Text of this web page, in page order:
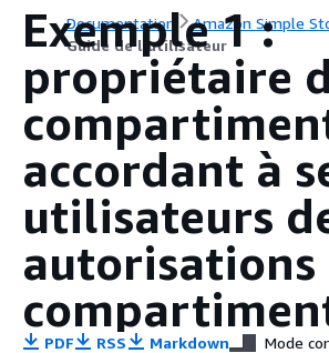
Documentation
Amazon Simple
Guide de l’utilisateur
Exemple 1 :
propriétaire
accordant à
utilisateurs
autorisations
PDF RSS Markdown Mode